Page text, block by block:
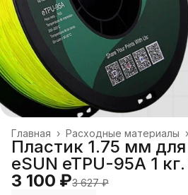
Расходные материалы ›
Главная ›
Пластик 1.75 мм
eSUN eTPU-95A 1
3 100 ₽3 627 ₽